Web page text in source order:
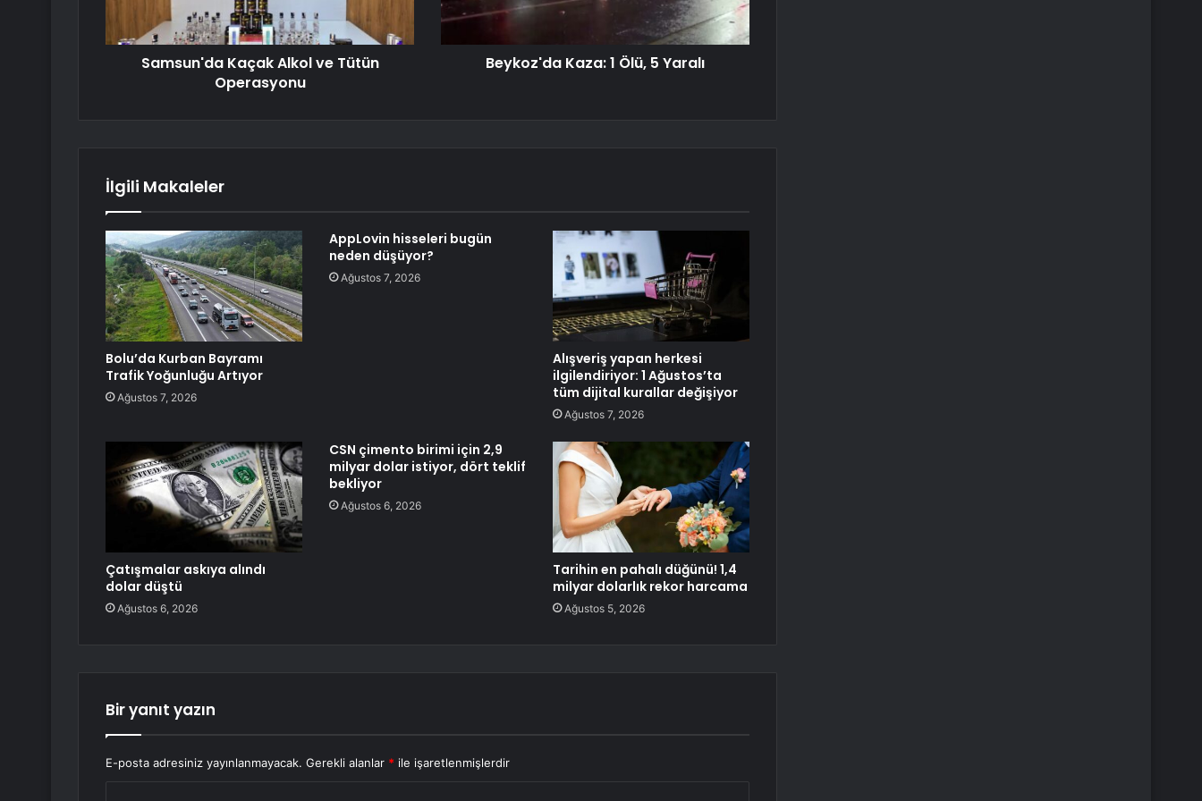
Samsun'da Kaçak Alkol ve Tütün
Operasyonu
Beykoz'da Kaza: 1 Ölü, 5 Yaralı
İlgili Makaleler
Bolu’da Kurban Bayramı
Trafik Yoğunluğu Artıyor
Ağustos 7, 2026
AppLovin hisseleri bugün
neden düşüyor?
Ağustos 7, 2026
Alışveriş yapan herkesi
ilgilendiriyor: 1 Ağustos’ta
tüm dijital kurallar değişiyor
Ağustos 7, 2026
Çatışmalar askıya alındı
dolar düştü
Ağustos 6, 2026
CSN çimento birimi için 2,9
milyar dolar istiyor, dört teklif
bekliyor
Ağustos 6, 2026
Tarihin en pahalı düğünü! 1,4
milyar dolarlık rekor harcama
Ağustos 5, 2026
Bir yanıt yazın
E-posta adresiniz yayınlanmayacak. Gerekli alanlar * ile işaretlenmişlerdir